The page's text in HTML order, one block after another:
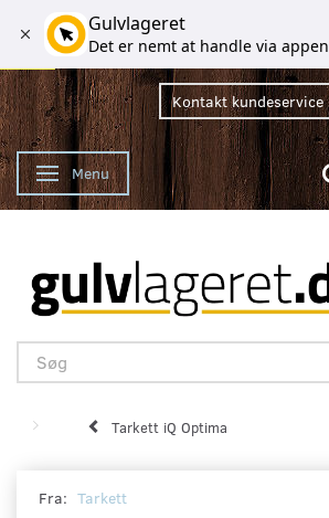
Kontakt kundeservice
Skifte navigation
Menu
Tarkett iQ Optima
Fra: Tarkett
Gulvlageret
Det er nemt at handle via appen